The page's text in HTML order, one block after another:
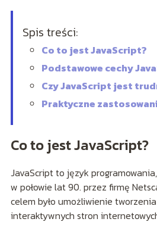
Spis treści:
Co to jest JavaScript?
Podstawowe cechy
Czy JavaScript jest
Praktyczne
Co to jest JavaScript?
JavaScript to język
w połowie lat 90. przez firmę
celem było umożliwienie
interaktywnych stron